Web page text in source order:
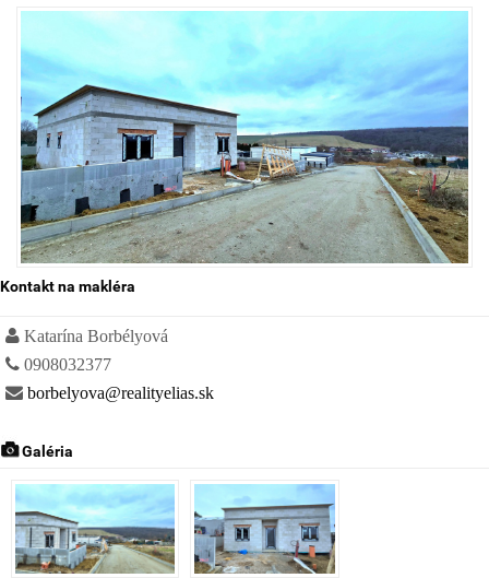
Kontakt na makléra
Katarína Borbélyová
0908032377
borbelyova@realityelias.sk
Galéria